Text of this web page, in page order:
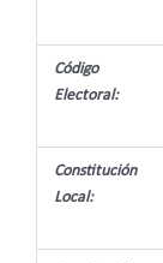
Código
Electoral:
Constitución
Local: